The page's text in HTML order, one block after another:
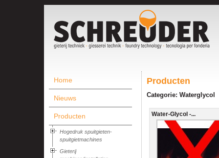
Home
Nieuws
Producten
Hogedruk spuitgieten-
spuitgietmachines
Gieterij
Producten
Categorie: Waterglycol
Water-Glycol -...